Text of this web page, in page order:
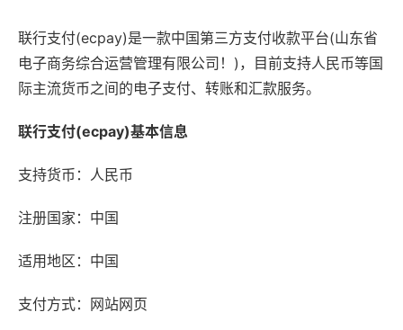
联行支付(ecpay)是一款中国第三方支付收款平台(山东省
电子商务综合运营管理有限公司！)，目前支持人民币等国
际主流货币之间的电子支付、转账和汇款服务。
联行支付(ecpay)基本信息
支持货币：人民币
注册国家：中国
适用地区：中国
支付方式：网站网页